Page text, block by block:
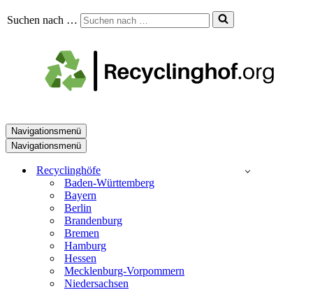
Suchen nach …
Navigationsmenü
Navigationsmenü
Recyclinghöfe
Baden-Württemberg
Bayern
Berlin
Brandenburg
Bremen
Hamburg
Hessen
Mecklenburg-Vorpommern
Niedersachsen